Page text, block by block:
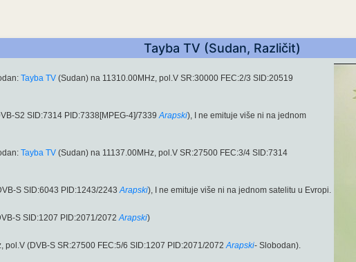
Tayba TV (Sudan, Različit)
Tayba TV (Sudan) na 11310.00MHz, pol.V SR:30000 FEC:2/3 SID:20519
S2 SID:7314 PID:7338[MPEG-4]/7339 Arapski), I ne emituje više ni na jednom
Tayba TV (Sudan) na 11137.00MHz, pol.V SR:27500 FEC:3/4 SID:7314
S SID:6043 PID:1243/2243 Arapski), I ne emituje više ni na jednom satelitu u Evropi.
S SID:1207 PID:2071/2072 Arapski)
pol.V (DVB-S SR:27500 FEC:5/6 SID:1207 PID:2071/2072 Arapski- Slobodan).